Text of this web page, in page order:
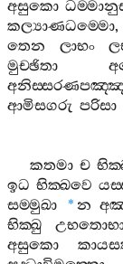
අසුකො
කල්‍යාණධම‍්මො,
තෙන
ලාභං
මුච‍්ඡිතා
ආමිසගරු පරිසා
කතමා ච
ඉධ භික‍්ඛවෙ
සම‍්මුඛා
* න
භික‍්ඛු
අසුකො